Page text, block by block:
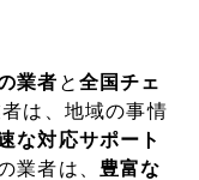
業者 と 全国チェ
は、地域の事情
な対応サポート
業者は、 豊富な